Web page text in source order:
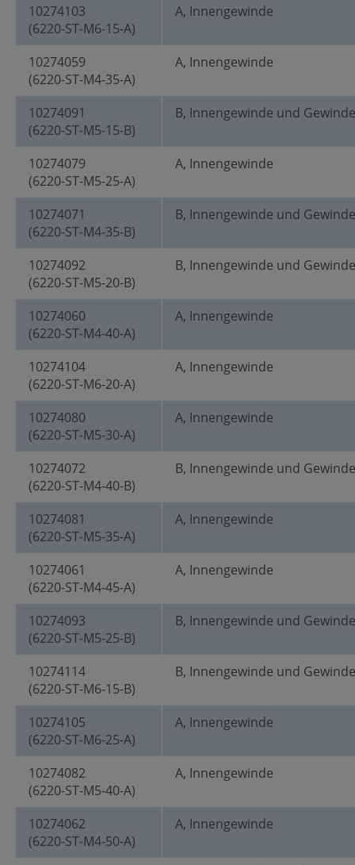
10274103
(6220-ST-M6-15-A)
A, Innengewinde
10274059
(6220-ST-M4-35-A)
A, Innengewinde
10274091
(6220-ST-M5-15-B)
B, Innengewinde und
10274079
(6220-ST-M5-25-A)
A, Innengewinde
10274071
(6220-ST-M4-35-B)
B, Innengewinde und
10274092
(6220-ST-M5-20-B)
B, Innengewinde und
10274060
(6220-ST-M4-40-A)
A, Innengewinde
10274104
(6220-ST-M6-20-A)
A, Innengewinde
10274080
(6220-ST-M5-30-A)
A, Innengewinde
10274072
(6220-ST-M4-40-B)
B, Innengewinde und
10274081
(6220-ST-M5-35-A)
A, Innengewinde
10274061
(6220-ST-M4-45-A)
A, Innengewinde
10274093
(6220-ST-M5-25-B)
B, Innengewinde und
10274114
(6220-ST-M6-15-B)
B, Innengewinde und
10274105
(6220-ST-M6-25-A)
A, Innengewinde
10274082
(6220-ST-M5-40-A)
A, Innengewinde
10274062
(6220-ST-M4-50-A)
A, Innengewinde